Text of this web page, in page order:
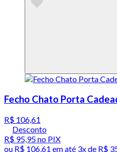
Fecho Chato Porta
R$ 106,61
Desconto
R$ 95,95no PIX
ou R$ 106,61 em até 3x de R$